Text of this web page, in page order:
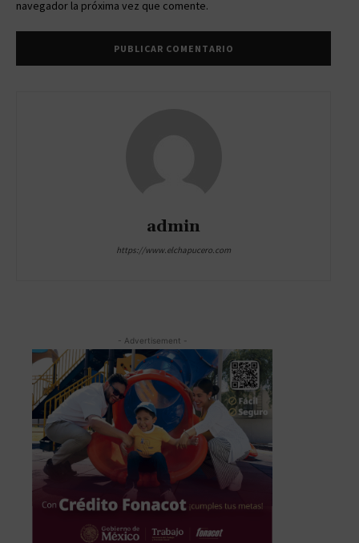
navegador la próxima vez que comente.
admin
https://www.elchapucero.com
- Advertisement -